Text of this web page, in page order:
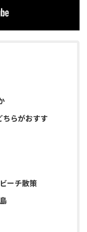
ちらがおすす
ーチ散策